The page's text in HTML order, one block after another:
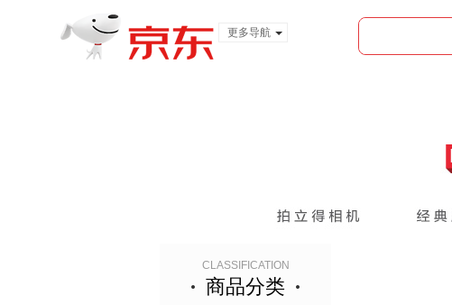
更多导航
CLASSIFICATION
商品分类